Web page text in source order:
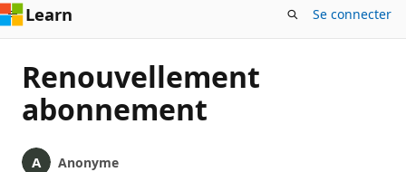
Learn Se connecter
Renouvellement
abonnement
Anonyme